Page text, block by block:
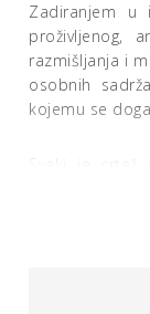
Zadiranjem u
proživljenog,
razmišljanja i
osobnih
kojemu se
doma, a u